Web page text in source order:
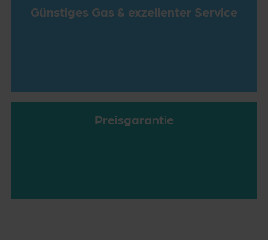
Günstiges Gas & exzellenter Service
Preisgarantie